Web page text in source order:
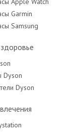
Garmin
Samsung
Dyson
Dyson